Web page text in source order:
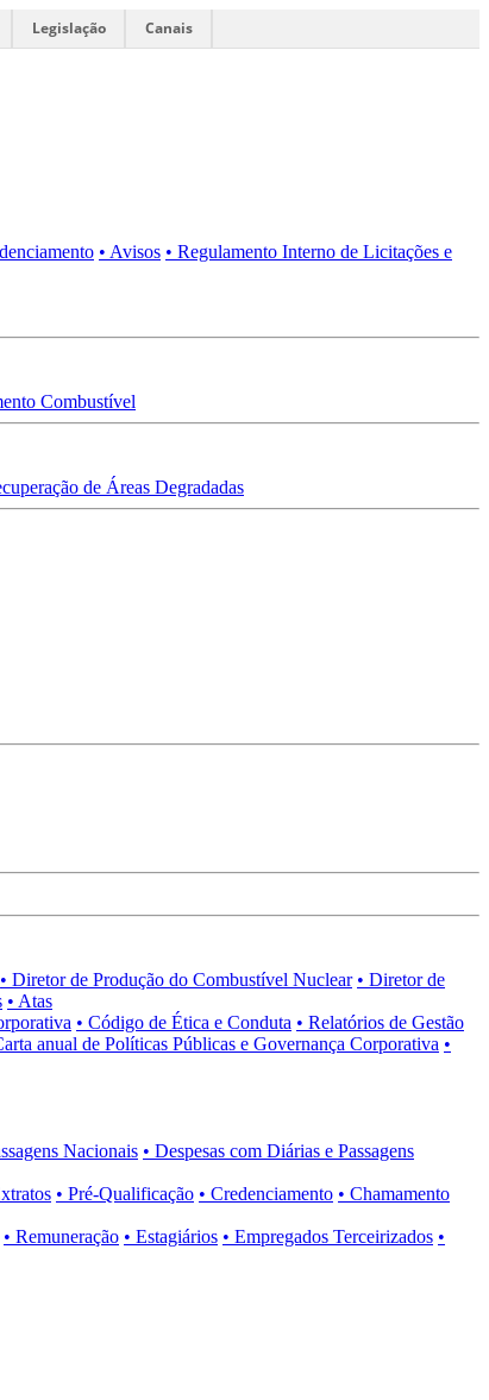
Legislação Canais
• Avisos • Regulamento Interno de Licitações e
Combustível
de Áreas Degradadas
• Diretor de Produção do Combustível Nuclear • Diretor de
• Atas
• Código de Ética e Conduta • Relatórios de Gestão
anual de Políticas Públicas e Governança Corporativa •
Nacionais • Despesas com Diárias e Passagens
• Pré-Qualificação • Credenciamento • Chamamento
• Remuneração • Estagiários • Empregados Terceirizados •